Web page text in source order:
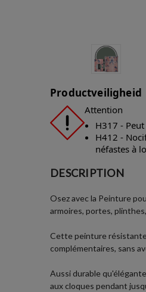
Productveiligheid
Attention
H317 -
H412 -
néfastes à
DESCRIPTION
Osez avec la Peinture
armoires, portes,
Cette peinture
complémentaires, sans
Aussi durable
aux cloques pendant